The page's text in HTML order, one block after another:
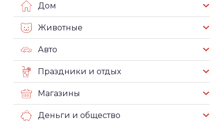
Дом
Животные
Авто
Праздники и отдых
Магазины
Деньги и общество